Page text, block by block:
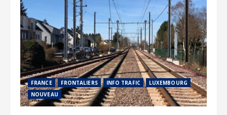
FRANCE FRONTALIERS INFO TRAFIC
LUXEMBOURG
NOUVEAU